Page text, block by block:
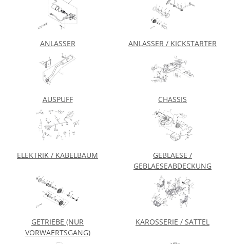
ANLASSER ANLASSER / KICKSTARTER
AUSPUFF CHASSIS
ELEKTRIK / KABELBAUM
GEBLAESE /
GEBLAESEABDECKUNG
GETRIEBE (NUR
VORWAERTSGANG)
KAROSSERIE / SATTEL